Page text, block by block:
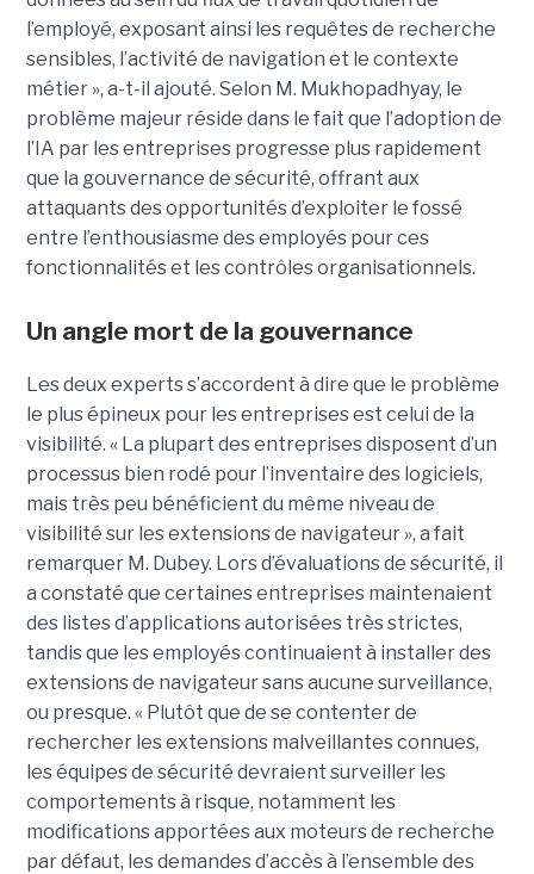
l’employé, exposant ainsi les requêtes de recherche
sensibles, l’activité de navigation et le contexte
métier », a-t-il ajouté. Selon M. Mukhopadhyay, le
problème majeur réside dans le fait que l’adoption de
l’IA par les entreprises progresse plus rapidement
que la gouvernance de sécurité, offrant aux
attaquants des opportunités d’exploiter le fossé
entre l’enthousiasme des employés pour ces
fonctionnalités et les contrôles organisationnels.
Un angle mort de la gouvernance
Les deux experts s’accordent à dire que le problème
le plus épineux pour les entreprises est celui de la
visibilité. « La plupart des entreprises disposent d’un
processus bien rodé pour l’inventaire des logiciels,
mais très peu bénéficient du même niveau de
visibilité sur les extensions de navigateur », a fait
remarquer M. Dubey. Lors d’évaluations de sécurité, il
a constaté que certaines entreprises maintenaient
des listes d’applications autorisées très strictes,
tandis que les employés continuaient à installer des
extensions de navigateur sans aucune surveillance,
ou presque. « Plutôt que de se contenter de
rechercher les extensions malveillantes connues,
les équipes de sécurité devraient surveiller les
comportements à risque, notamment les
modifications apportées aux moteurs de recherche
par défaut, les demandes d’accès à l’ensemble des